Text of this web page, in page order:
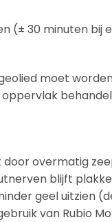
(± 30 minuten bij
moet
overmatig
blijft
geel uitzien
van Rubio